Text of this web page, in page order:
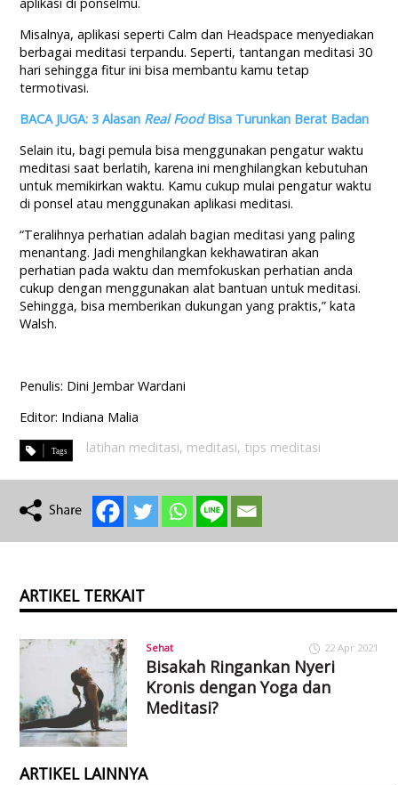
Misalnya, aplikasi seperti Calm dan Headspace menyediakan
berbagai meditasi terpandu. Seperti, tantangan meditasi 30
hari sehingga fitur ini bisa membantu kamu tetap
termotivasi.
BACA JUGA: 3 Alasan Real FoodBisa Turunkan Berat Badan
Selain itu, bagi pemula bisa menggunakan pengatur waktu
meditasi saat berlatih, karena ini menghilangkan kebutuhan
untuk memikirkan waktu. Kamu cukup mulai pengatur waktu
di ponsel atau menggunakan aplikasi meditasi.
“Teralihnya perhatian adalah bagian meditasi yang paling
menantang. Jadi menghilangkan kekhawatiran akan
perhatian pada waktu dan memfokuskan perhatian anda
cukup dengan menggunakan alat bantuan untuk meditasi.
Sehingga, bisa memberikan dukungan yang praktis,” kata
Walsh.
Penulis: Dini Jembar Wardani
Editor: Indiana Malia
latihan meditasi, meditasi, tips meditasi
ARTIKEL TERKAIT
Sehat 22 Apr 2021
Bisakah Ringankan Nyeri
Kronis dengan Yoga dan
Meditasi?
ARTIKEL LAINNYA